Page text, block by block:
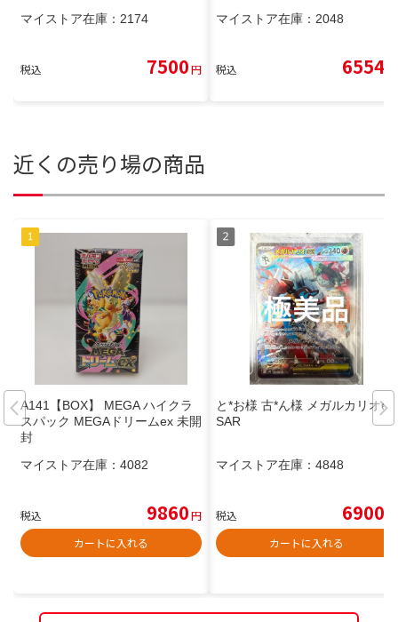
マイストア在庫： 2174
税込 7500円
マイストア在庫： 2048
税込 6554
近くの売り場の商品
A141【BOX】 MEGA ハイクラ
スパック MEGAドリームex 未開
封
マイストア在庫： 4082
税込 9860円
カートに入れる
と*お様 古*ん様 メガルカリオex
SAR
マイストア在庫： 4848
税込 6900
カートに入れる